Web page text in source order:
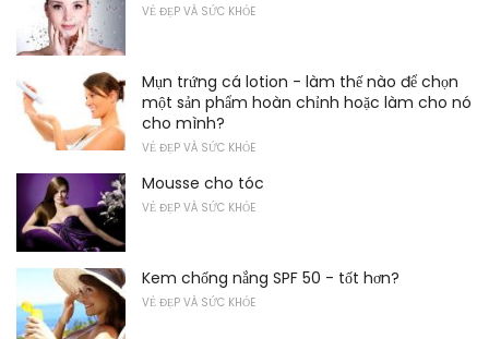
VẺ ĐẸP VÀ SỨC KHỎE
Mụn trứng cá lotion - làm thế nào để chọn
một sản phẩm hoàn chỉnh hoặc làm cho nó
cho mình?
VẺ ĐẸP VÀ SỨC KHỎE
Mousse cho tóc
VẺ ĐẸP VÀ SỨC KHỎE
Kem chống nắng SPF 50 - tốt hơn?
VẺ ĐẸP VÀ SỨC KHỎE